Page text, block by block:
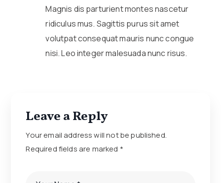
Magnis dis parturient montes nascetur
ridiculus mus. Sagittis purus sit amet
volutpat consequat mauris nunc congue
nisi. Leo integer malesuada nunc risus.
Leave a Reply
Your email address will not be published.
Required fields are marked *